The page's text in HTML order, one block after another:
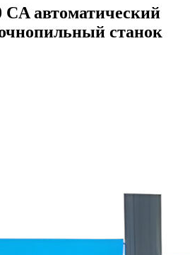
CA автоматический
станок